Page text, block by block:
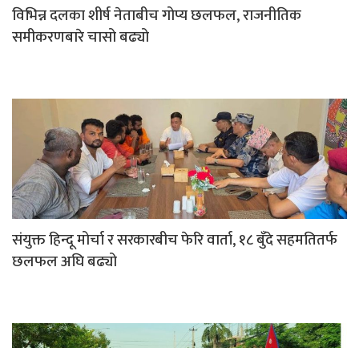
विभिन्न दलका शीर्ष नेताबीच गोप्य छलफल, राजनीतिक
समीकरणबारे चासो बढ्यो
संयुक्त हिन्दू मोर्चा र सरकारबीच फेरि वार्ता, १८ बुँदे सहमतितर्फ
छलफल अघि बढ्यो